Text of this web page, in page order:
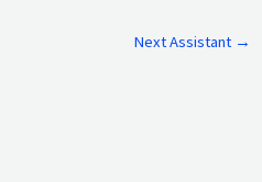
Next Assistant →